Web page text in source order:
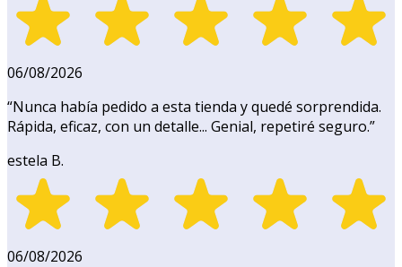
06/08/2026
“Nunca había pedido a esta tienda y quedé sorprendida.
Rápida, eficaz, con un detalle... Genial, repetiré seguro.”
estela B.
06/08/2026